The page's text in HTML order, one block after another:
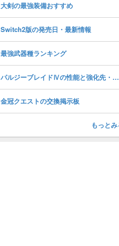
大剣の最強装備おすすめ
Switch2版の発売日・最新情報
最強武器種ランキング
パルジーブレイドⅣの性能と強化先・派生
金冠クエストの交換掲示板
もっとみ